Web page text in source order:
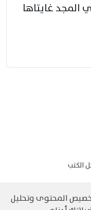
المجد غايتاها
الكتب
المحتوى وتحليل